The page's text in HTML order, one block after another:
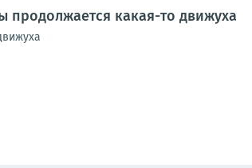
продолжается какая-то движуха